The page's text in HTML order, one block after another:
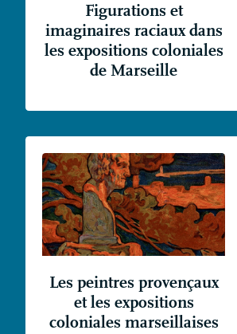
Figurations et
imaginaires raciaux dans
les expositions coloniales
de Marseille
Les peintres provençaux
et les expositions
coloniales marseillaises